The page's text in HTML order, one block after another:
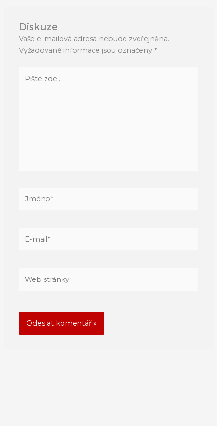
Diskuze
Vaše e-mailová adresa nebude zveřejněna.
Vyžadované informace jsou označeny *
zde…
mail*